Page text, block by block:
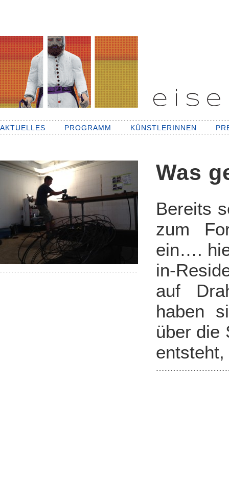
AKTUELLES PROGRAMM KÜNSTLERINNEN
Was
Bereits
zum
ein….
in-
auf
haben
über die